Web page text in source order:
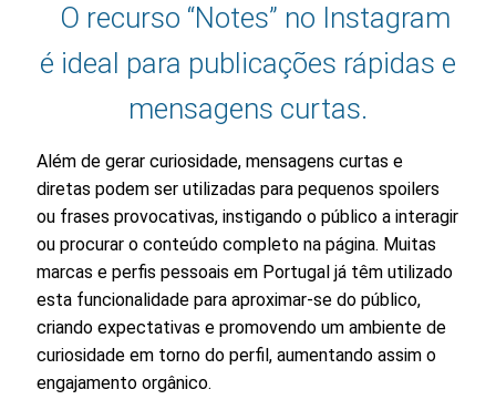
O recurso “Notes” no Instagram
é ideal para publicações rápidas e
mensagens curtas.
Além de gerar curiosidade, mensagens curtas e
diretas podem ser utilizadas para pequenos spoilers
ou frases provocativas, instigando o público a interagir
ou procurar o conteúdo completo na página. Muitas
marcas e perfis pessoais em Portugal já têm utilizado
esta funcionalidade para aproximar-se do público,
criando expectativas e promovendo um ambiente de
curiosidade em torno do perfil, aumentando assim o
engajamento orgânico.